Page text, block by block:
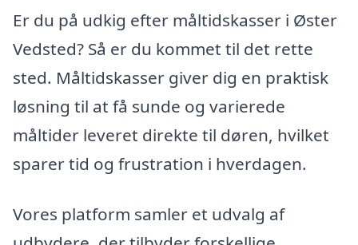
Er du på udkig efter måltidskasser i Øster
Vedsted? Så er du kommet til det rette
sted. Måltidskasser giver dig en praktisk
løsning til at få sunde og varierede
måltider leveret direkte til døren, hvilket
sparer tid og frustration i hverdagen.
Vores platform samler et udvalg af